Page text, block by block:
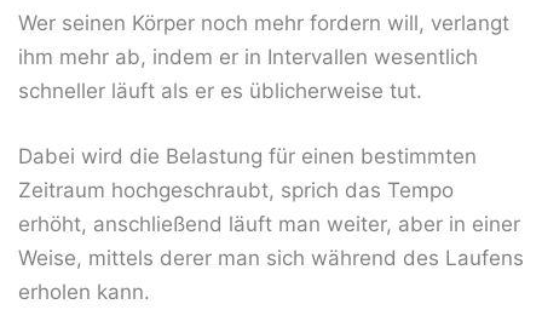
Wer seinen Körper noch mehr fordern will, verlangt
ihm mehr ab, indem er in Intervallen wesentlich
schneller läuft als er es üblicherweise tut.
Dabei wird die Belastung für einen bestimmten
Zeitraum hochgeschraubt, sprich das Tempo
erhöht, anschließend läuft man weiter, aber in einer
Weise, mittels derer man sich während des Laufens
erholen kann.